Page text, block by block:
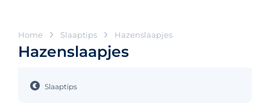
Home Slaaptips Hazenslaapjes
Hazenslaapjes
Slaaptips